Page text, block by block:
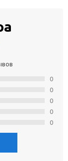
0
0
0
0
0